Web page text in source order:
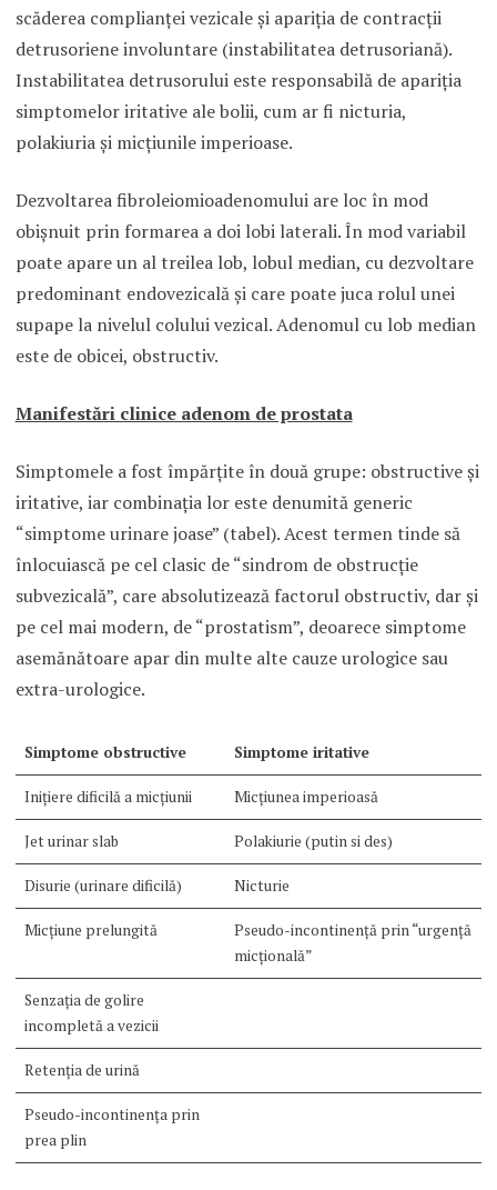
scăderea complianţei vezicale şi apariţia de contracţii
detrusoriene involuntare (instabilitatea detrusoriană).
Instabilitatea detrusorului este responsabilă de apariţia
simptomelor iritative ale bolii, cum ar fi nicturia,
polakiuria şi micţiunile imperioase.
Dezvoltarea fibroleiomioadenomului are loc în mod
obişnuit prin formarea a doi lobi laterali. În mod variabil
poate apare un al treilea lob, lobul median, cu dezvoltare
predominant endovezicală şi care poate juca rolul unei
supape la nivelul colului vezical. Adenomul cu lob median
este de obicei, obstructiv.
Manifestări clinice adenom de prostata
Simptomele a fost împărţite în două grupe: obstructive şi
iritative, iar combinaţia lor este denumită generic
“simptome urinare joase” (tabel). Acest termen tinde să
înlocuiască pe cel clasic de “sindrom de obstrucţie
subvezicală”, care absolutizează factorul obstructiv, dar şi
pe cel mai modern, de “prostatism”, deoarece simptome
asemănătoare apar din multe alte cauze urologice sau
extra-urologice.
Simptome obstructive Simptome iritative
Iniţiere dificilă a micţiunii Micţiunea imperioasă
Jet urinar slab Polakiurie (putin si des)
Disurie (urinare dificilă) Nicturie
Micţiune prelungită
Pseudo-incontinenţă prin “urgenţă
micţională”
Senzaţia de golire
incompletă a vezicii
Retenţia de urină
Pseudo-incontinenţa prin
prea plin